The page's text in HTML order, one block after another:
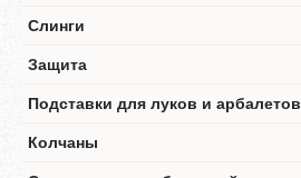
Слинги
Защита
Подставки для луков и арбалетов
Колчаны